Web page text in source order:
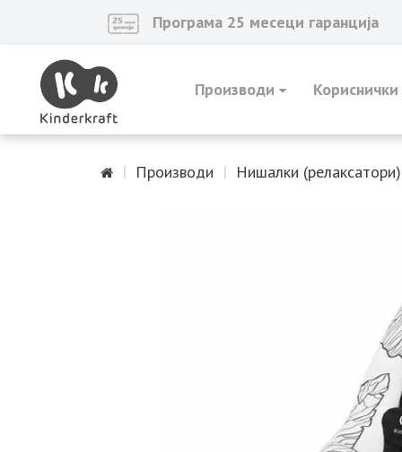
Програма 25 месеци гаранција
Производи
Производи Нишалки (релаксатори)